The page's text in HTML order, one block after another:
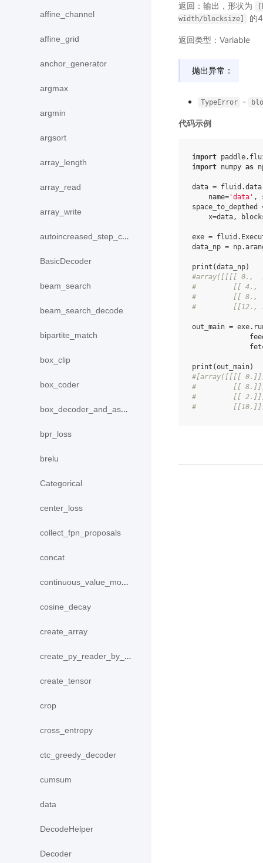
affine_channel
affine_grid
anchor_generator
argmax
argmin
argsort
array_length
array_read
array_write
autoincreased_step_counter
BasicDecoder
beam_search
beam_search_decode
bipartite_match
box_clip
box_coder
box_decoder_and_assign
bpr_loss
brelu
Categorical
center_loss
collect_fpn_proposals
concat
continuous_value_model
cosine_decay
create_array
create_py_reader_by_data
create_tensor
crop
cross_entropy
ctc_greedy_decoder
cumsum
data
DecodeHelper
Decoder
返回：输出，形状为
width/blocksize]
的
返回类型：Variable
抛出异常：
TypeError -
代码示例
import
import numpy as
data = fluid .data
name= 'data' ,
space_to_depthed
x=data,
exe = fluid .
data_np = np.
print (data_np)
#array([[[[ 0.,
#         [[ 4.,
#         [[ 8.,
#         [[12.,
out_main = exe.
print (out_main)
#[array([[[[
#         [[
#         [[
#         [[10.]],